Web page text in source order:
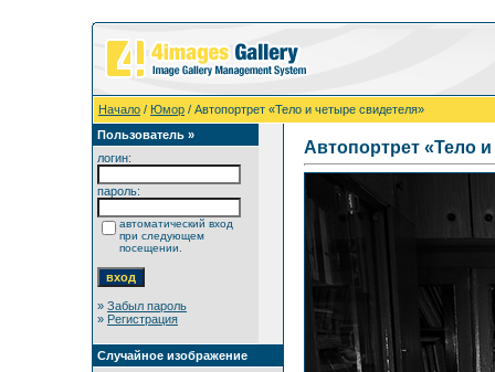
Начало / Юмор / Автопортрет «Тело и четыре свидетеля»
Пользователь »
логин:
пароль:
автоматический вход
при следующем
посещении.
» Забыл пароль
» Регистрация
Случайное изображение
Автопортрет «Тело